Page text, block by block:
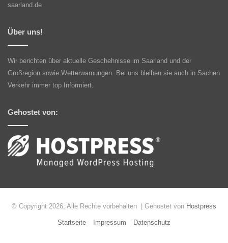
saarland.de
Über uns!
Wir berichten über aktuelle Geschehnisse im Saarland und der
Großregion sowie Wetterwarnungen. Bei uns bleiben sie auch in Sachen
Verkehr immer top Informiert.
Gehostet von:
© Copyright 2026, Alle Rechte vorbehalten | Gehostet von Hostpress
Startseite Impressum Datenschutz